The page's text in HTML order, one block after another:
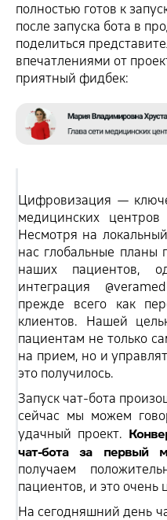
полностью готов к
после запуска бота в
поделиться
впечатлениями от
приятный фидбек:
Цифровизация —
медицинских
Несмотря на
нас глобальные
наших пациентов,
интеграция
прежде всего как
клиентов. Нашей
пациентам не только
на прием, но и
это получилось.
Запуск чат-бота
сейчас мы можем
удачный проект.
чат-бота за первый
получаем
пациентов, и это очень
На сегодняшний день